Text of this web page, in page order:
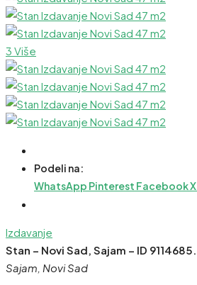
3 Više
Podeli na:
WhatsApp Pinterest FacebookX
Izdavanje
Stan – Novi Sad, Sajam – ID 9114685.
Sajam, Novi Sad